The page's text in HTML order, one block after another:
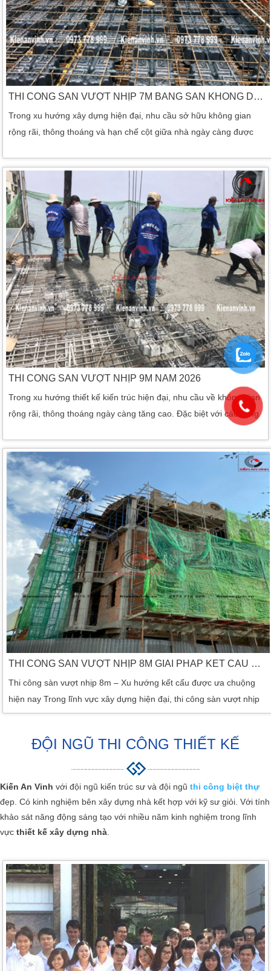
THI CÔNG SÀN VƯỢT NHỊP 7M BẰNG SÀN KHÔNG DẦM
Trong xu hướng xây dựng hiện đại, nhu cầu sở hữu không gian
rộng rãi, thông thoáng và hạn chế cột giữa nhà ngày càng được
phố, biệt thự, văn phòng, showroom, nhà xưởng và công trình
thương mại. Sàn vượt nhịp là hệ kết cấu cho […]
THI CÔNG SÀN VƯỢT NHỊP 9M NĂM 2026
Trong xu hướng thiết kế kiến trúc hiện đại, nhu cầu về không gian
rộng rãi, thông thoáng ngày càng tăng cao. Đặc biệt với các công
sàn vượt nhịp 9m đang trở thành lựa chọn tối ưu giúp loại bỏ cột
giữa, mở rộng diện tích sử dụng và nâng tầm thẩm mỹ công trình.
Với nhiều năm kinh nghiệm trong lĩnh […]
THI CÔNG SÀN VƯỢT NHỊP 8M GIẢI PHÁP KẾT CẤU HIỆN ĐẠI CHO KHÔNG GIAN RỘNG KHÔNG CỘT
Thi công sàn vượt nhịp 8m – Xu hướng kết cấu được ưa chuộng
hiện nay Trong lĩnh vực xây dựng hiện đại, thi công sàn vượt nhịp
8m đang trở thành giải pháp kết cấu được nhiều chủ đầu tư lựa
cột chống, phương pháp này giúp tối ưu diện tích sử dụng, tăng
ĐỘI NGŨ THI CÔNG THIẾT KẾ
Kiến An Vinh với đội ngũ kiến trúc sư và đội ngũ thi công biệt thự
đẹp. Có kinh nghiệm bên xây dựng nhà kết hợp với kỹ sư giỏi. Với tính
khảo sát năng động sáng tạo với nhiều năm kinh nghiệm trong lĩnh
vực thiết kế xây dựng nhà